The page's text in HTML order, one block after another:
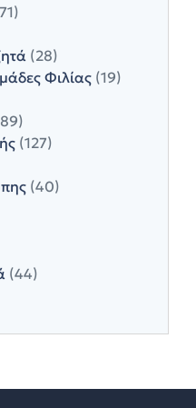
(28)
Φιλίας (19)
(127)
(40)
(44)